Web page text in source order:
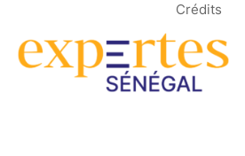
Crédits